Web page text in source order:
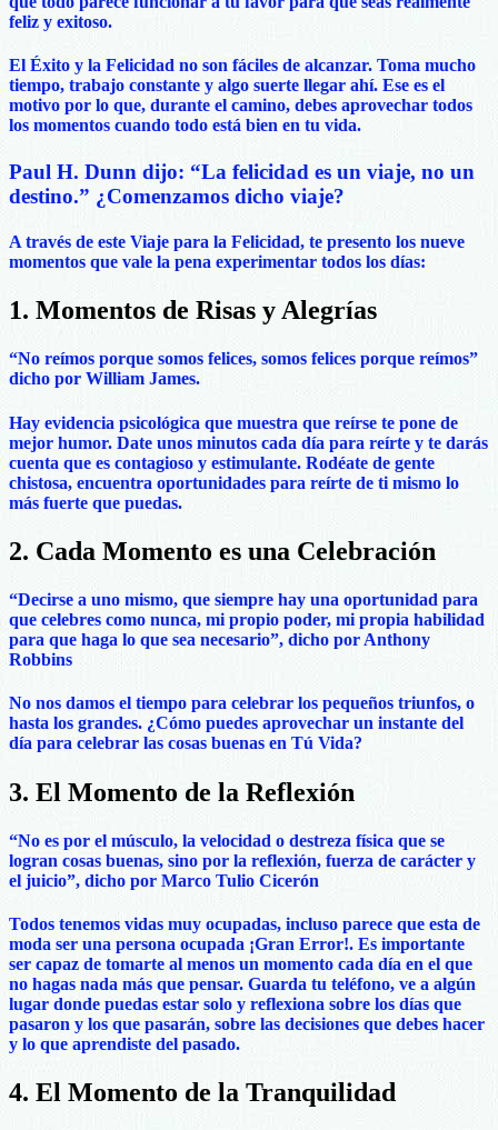
feliz y exitoso.
El Éxito y la Felicidad no son fáciles de alcanzar. Toma mucho
tiempo, trabajo constante y algo suerte llegar ahí. Ese es el
motivo por lo que, durante el camino, debes aprovechar todos
los momentos cuando todo está bien en tu vida.
Paul H. Dunn dijo: “La felicidad es un viaje, no un
destino.” ¿Comenzamos dicho viaje?
A través de este Viaje para la Felicidad, te presento los nueve
momentos que vale la pena experimentar todos los días:
1. Momentos de Risas y Alegrías
“No reímos porque somos felices, somos felices porque reímos”
dicho por William James.
Hay evidencia psicológica que muestra que reírse te pone de
mejor humor. Date unos minutos cada día para reírte y te darás
cuenta que es contagioso y estimulante. Rodéate de gente
chistosa, encuentra oportunidades para reírte de ti mismo lo
más fuerte que puedas.
2. Cada Momento es una Celebración
“Decirse a uno mismo, que siempre hay una oportunidad para
que celebres como nunca, mi propio poder, mi propia habilidad
para que haga lo que sea necesario”, dicho por Anthony
Robbins
No nos damos el tiempo para celebrar los pequeños triunfos, o
hasta los grandes. ¿Cómo puedes aprovechar un instante del
día para celebrar las cosas buenas en Tú Vida?
3. El Momento de la Reflexión
“No es por el músculo, la velocidad o destreza física que se
logran cosas buenas, sino por la reflexión, fuerza de carácter y
el juicio”, dicho por Marco Tulio Cicerón
Todos tenemos vidas muy ocupadas, incluso parece que esta de
moda ser una persona ocupada ¡Gran Error!. Es importante
ser capaz de tomarte al menos un momento cada día en el que
no hagas nada más que pensar. Guarda tu teléfono, ve a algún
lugar donde puedas estar solo y reflexiona sobre los días que
pasaron y los que pasarán, sobre las decisiones que debes hacer
y lo que aprendiste del pasado.
4. El Momento de la Tranquilidad